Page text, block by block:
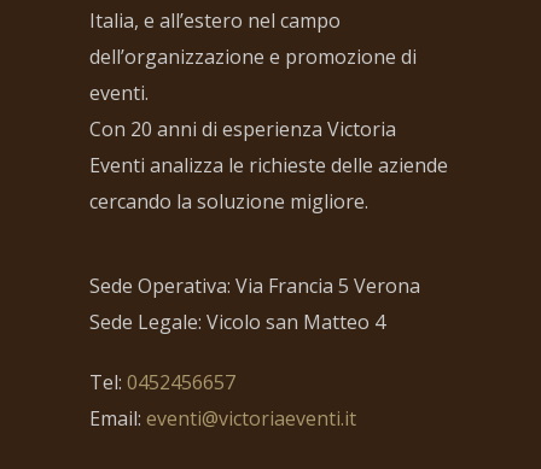
Italia, e all’estero nel campo
dell’organizzazione e promozione di
eventi.
Con 20 anni di esperienza Victoria
Eventi analizza le richieste delle aziende
cercando la soluzione migliore.
Sede Operativa: Via Francia 5 Verona
Sede Legale: Vicolo san Matteo 4
Tel: 0452456657
Email: eventi@victoriaeventi.it